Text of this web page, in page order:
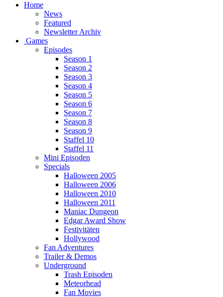
Home
News
Featured
Newsletter Archiv
Games
Episodes
Season 1
Season 2
Season 3
Season 4
Season 5
Season 6
Season 7
Season 8
Season 9
Staffel 10
Staffel 11
Mini Episoden
Specials
Halloween 2005
Halloween 2006
Halloween 2010
Halloween 2011
Maniac Dungeon
Edgar Award Show
Festivitäten
Hollywood
Fan Adventures
Trailer & Demos
Underground
Trash Episoden
Meteorhead
Fan Movies